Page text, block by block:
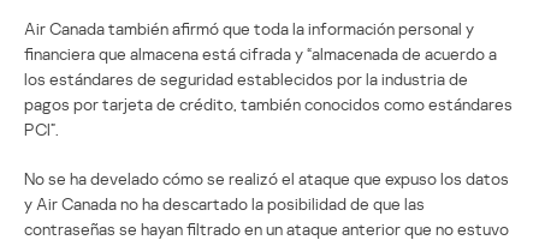
Air Canada también afirmó que toda la información personal y
financiera que almacena está cifrada y “almacenada de acuerdo a
los estándares de seguridad establecidos por la industria de
pagos por tarjeta de crédito, también conocidos como estándares
PCI”.
No se ha develado cómo se realizó el ataque que expuso los datos
y Air Canada no ha descartado la posibilidad de que las
contraseñas se hayan filtrado en un ataque anterior que no estuvo